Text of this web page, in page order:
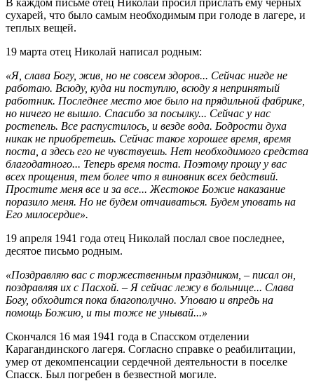
сухарей, что было самым необходимым при голоде в лагере, и
теплых вещей.
19 марта отец Николай написал родным:
«Я, слава Богу, жив, но не совсем здоров... Сейчас нигде не
работаю. Всюду, куда ни поступлю, всюду я непринятый
работник. Последнее место мое было на прядильной фабрике,
но ничего не вышло. Спасибо за посылку... Сейчас у нас
ростепель. Все распустилось, и везде вода. Бодрости духа
никак не приобретешь. Сейчас такое хорошее время, время
поста, а здесь его не чувствуешь. Нет необходимого средства
благодатного... Теперь время поста. Поэтому прошу у вас
всех прощения, тем более что я виновник всех бедствий.
Простите меня все и за все... Жестокое Божие наказание
поразило меня. Но не будем отчаиваться. Будем уповать на
Его милосердие».
19 апреля 1941 года отец Николай послал свое последнее,
десятое письмо родным.
«Поздравляю вас с торжественным праздником, – писал он,
поздравляя их с Пасхой. – Я сейчас лежу в больнице... Слава
Богу, обходится пока благополучно. Уповаю и впредь на
помощь Божию, и ты тоже не унывай...»
Скончался 16 мая 1941 года в Спасском отделении
Карагандинского лагеря. Согласно справке о реабилитации,
умер от декомпенсации сердечной деятельности в поселке
Спасск. Был погребен в безвестной могиле.